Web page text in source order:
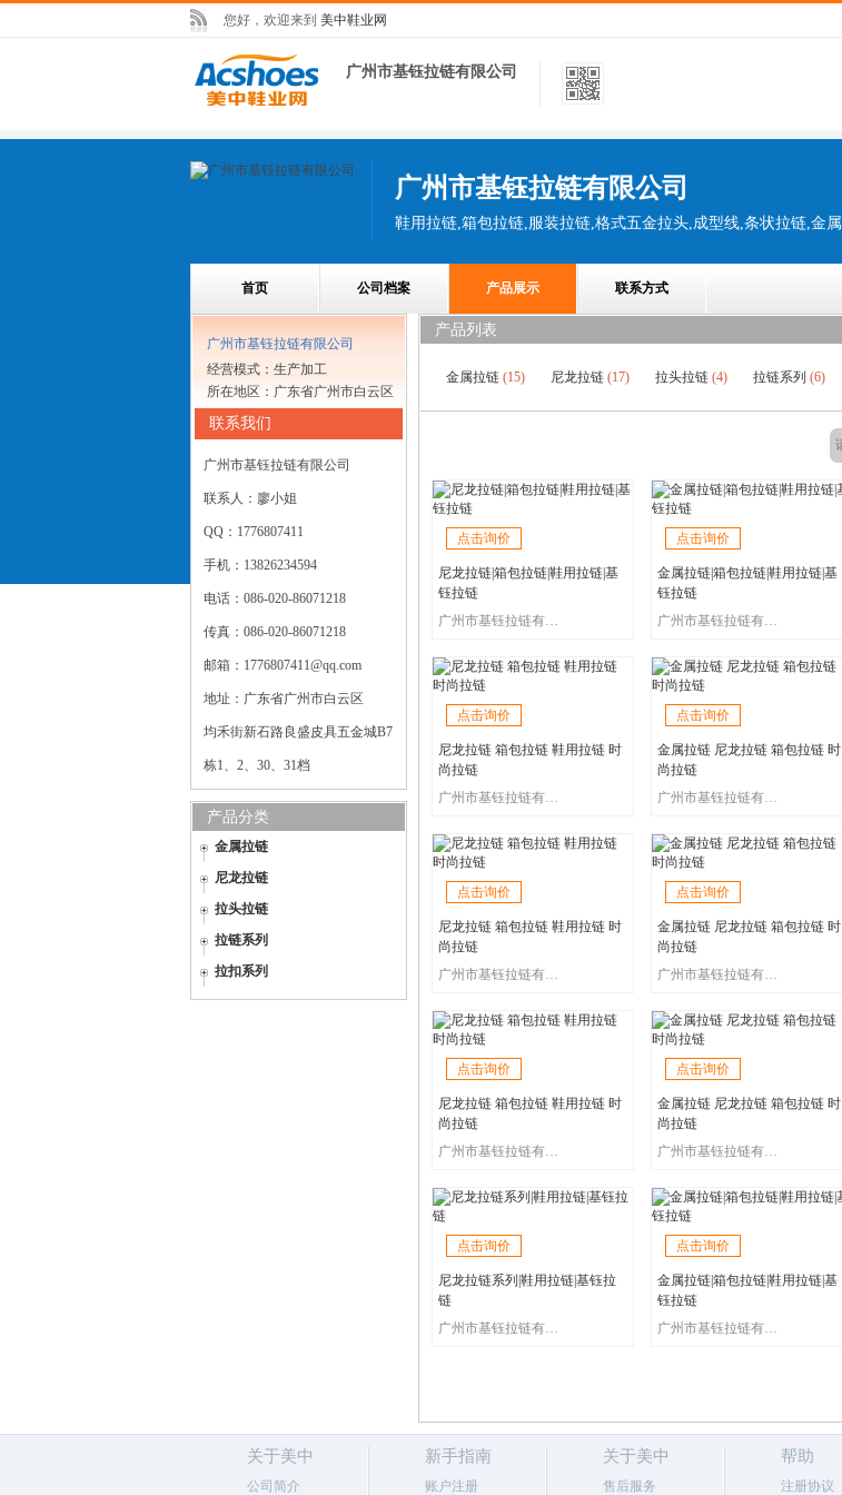
您好，欢迎来到 美中鞋业网
广州市基钰拉链有限公司
广州市基钰拉链有限公司
首页 公司档案 产品展示 联系方式
广州市基钰拉链有限公司
经营模式：生产加工
所在地区：广东省广州市白云区
联系我们
广州市基钰拉链有限公司
联系人：廖小姐
QQ：1776807411
手机：13826234594
电话：086-020-86071218
传真：086-020-86071218
邮箱：1776807411@qq.com
地址：广东省广州市白云区
均禾街新石路良盛皮具五金城B7
栋1、2、30、31档
产品分类
金属拉链
尼龙拉链
拉头拉链
拉链系列
拉扣系列
产品列表
金属拉链 (15) 尼龙拉链 (17) 拉头拉链 (4) 拉链系列 (6)
点击询价
尼龙拉链|箱包拉链|鞋用拉链|基
钰拉链
广州市基钰拉链有限公司
点击询价
金属拉链|箱包拉链|鞋用拉链|基
钰拉链
广州市基钰拉链有限公司
点击询价
尼龙拉链 箱包拉链 鞋用拉链 时
尚拉链
广州市基钰拉链有限公司
点击询价
金属拉链 尼龙拉链 箱包拉链 时
尚拉链
广州市基钰拉链有限公司
点击询价
尼龙拉链 箱包拉链 鞋用拉链 时
尚拉链
广州市基钰拉链有限公司
点击询价
金属拉链 尼龙拉链 箱包拉链 时
尚拉链
广州市基钰拉链有限公司
点击询价
尼龙拉链 箱包拉链 鞋用拉链 时
尚拉链
广州市基钰拉链有限公司
点击询价
金属拉链 尼龙拉链 箱包拉链 时
尚拉链
广州市基钰拉链有限公司
点击询价
尼龙拉链系列|鞋用拉链|基钰拉
链
广州市基钰拉链有限公司
点击询价
金属拉链|箱包拉链|鞋用拉链|基
钰拉链
广州市基钰拉链有限公司
关于美中
公司简介
新手指南
账户注册
关于美中
售后服务
帮助
注册协议